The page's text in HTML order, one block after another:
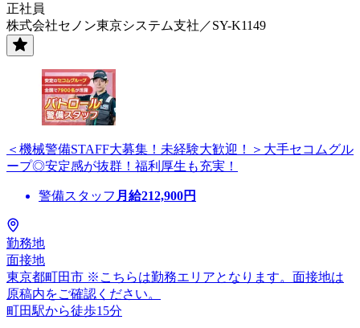
正社員
株式会社セノン東京システム支社／SY-K1149
＜機械警備STAFF大募集！未経験大歓迎！＞大手セコムグル
ープ◎安定感が抜群！福利厚生も充実！
警備スタッフ 月給212,900円
勤務地
面接地
東京都町田市 ※こちらは勤務エリアとなります。面接地は
原稿内をご確認ください。
町田駅から徒歩15分